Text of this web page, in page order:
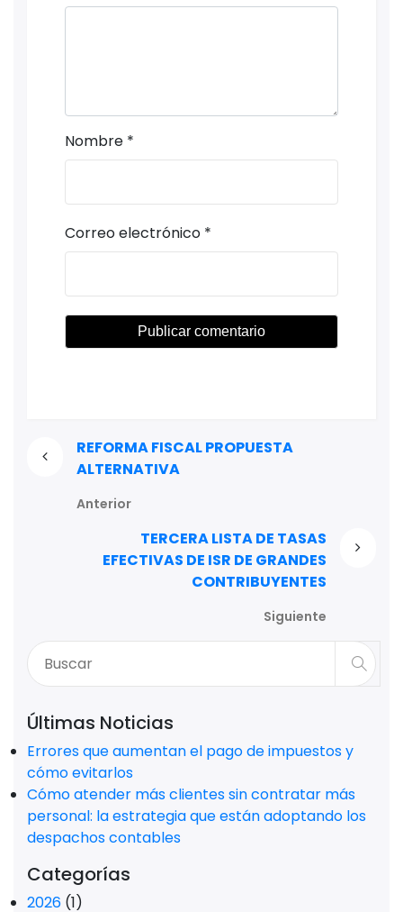
Nombre *
Correo electrónico *
REFORMA FISCAL PROPUESTA
ALTERNATIVA
Anterior
TERCERA LISTA DE TASAS
EFECTIVAS DE ISR DE GRANDES
CONTRIBUYENTES
Siguiente
Últimas Noticias
Errores que aumentan el pago de impuestos y
cómo evitarlos
Cómo atender más clientes sin contratar más
personal: la estrategia que están adoptando los
despachos contables
Categorías
2026 (1)